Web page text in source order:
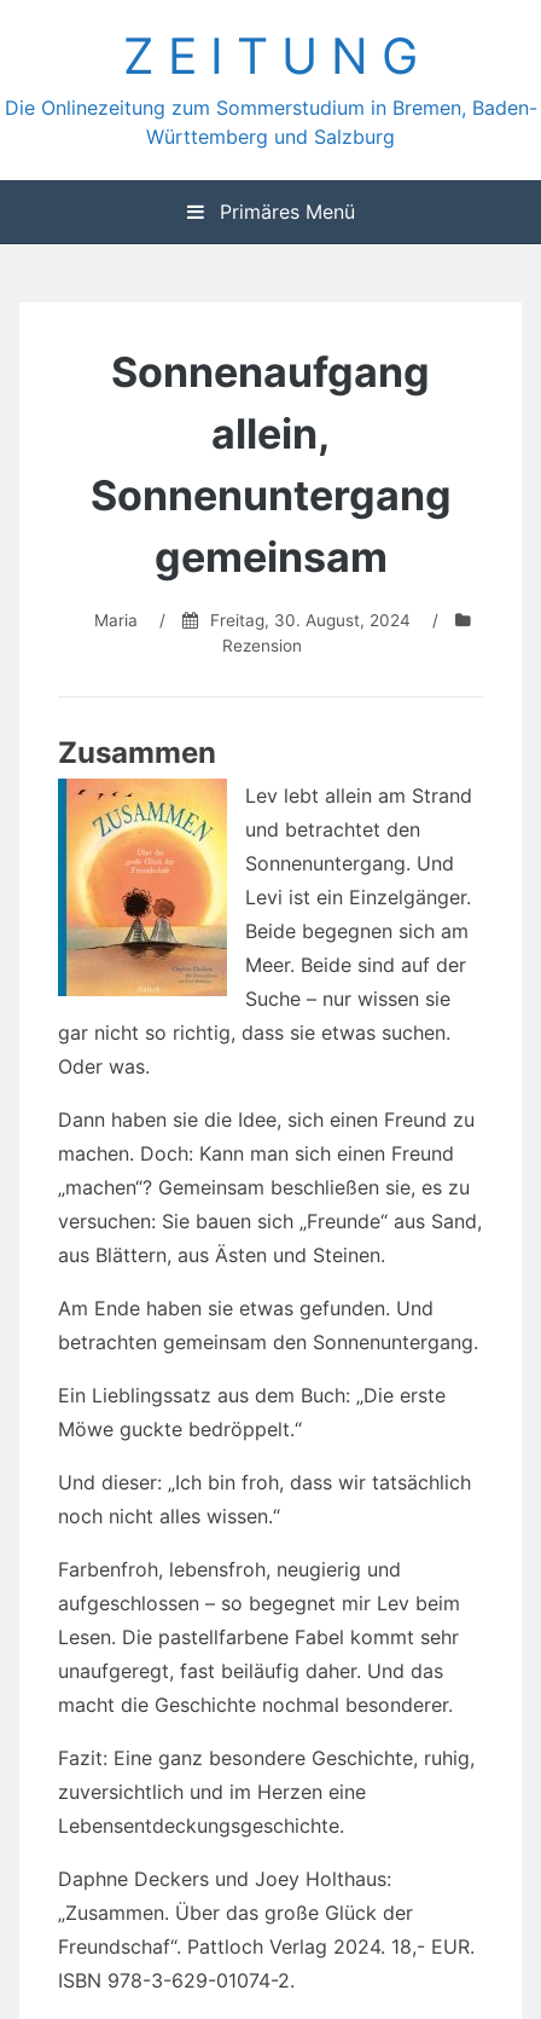
Z E I T U N G
Die Onlinezeitung zum Sommerstudium in Bremen, Baden-
Württemberg und Salzburg
Primäres Menü
Sonnenaufgang
allein,
Sonnenuntergang
gemeinsam
Maria / Freitag, 30. August, 2024
/
Rezension
Zusammen
Lev lebt allein am Strand
und betrachtet den
Sonnenuntergang. Und
Levi ist ein Einzelgänger.
Beide begegnen sich am
Meer. Beide sind auf der
Suche – nur wissen sie
gar nicht so richtig, dass sie etwas suchen.
Oder was.
Dann haben sie die Idee, sich einen Freund zu
machen. Doch: Kann man sich einen Freund
„machen“? Gemeinsam beschließen sie, es zu
versuchen: Sie bauen sich „Freunde“ aus Sand,
aus Blättern, aus Ästen und Steinen.
Am Ende haben sie etwas gefunden. Und
betrachten gemeinsam den Sonnenuntergang.
Ein Lieblingssatz aus dem Buch: „Die erste
Möwe guckte bedröppelt.“
Und dieser: „Ich bin froh, dass wir tatsächlich
noch nicht alles wissen.“
Farbenfroh, lebensfroh, neugierig und
aufgeschlossen – so begegnet mir Lev beim
Lesen. Die pastellfarbene Fabel kommt sehr
unaufgeregt, fast beiläufig daher. Und das
macht die Geschichte nochmal besonderer.
Fazit: Eine ganz besondere Geschichte, ruhig,
zuversichtlich und im Herzen eine
Lebensentdeckungsgeschichte.
Daphne Deckers und Joey Holthaus:
„Zusammen. Über das große Glück der
Freundschaf“. Pattloch Verlag 2024. 18,- EUR.
ISBN 978-3-629-01074-2.